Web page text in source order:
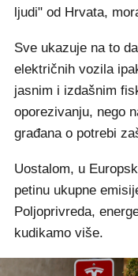
ljudi" od Hrvata,
Sve ukazuje na to
električnih vozila
jasnim i izdašnim
oporezivanju, nego
građana o potrebi
Uostalom, u
petinu ukupne
Poljoprivreda,
kudikamo više.